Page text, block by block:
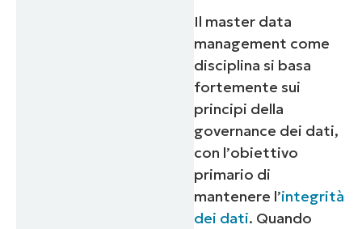
Il master data
management come
disciplina si basa
fortemente sui
principi della
governance dei dati,
con l’obiettivo
primario di
mantenere l’integrità
dei dati. Quando